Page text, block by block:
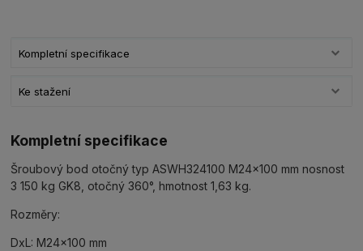
Kompletní specifikace
Ke stažení
Kompletní specifikace
Šroubový bod otočný typ ASWH324100 M24x100 mm nosnost
3 150 kg GK8, otočný 360°, hmotnost 1,63 kg.
Rozměry:
DxL: M24x100 mm